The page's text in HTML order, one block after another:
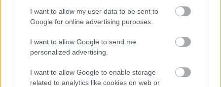
I want to allow my user data to be sent to
Google for online advertising purposes.
I want to allow Google to send me
personalized advertising.
I want to allow Google to enable storage
related to analytics like cookies on web or
M1: a hőségben is folytatódik a 160-180 fokos aszfalt
terítése a Torbágyi úton
Helyi hírek